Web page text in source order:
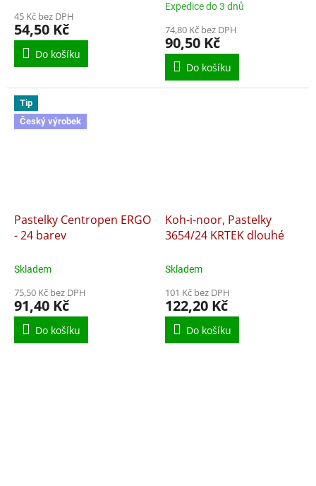
45 Kč bez DPH
54,50 Kč
Do košíku
Expedice do 3 dnů
74,80 Kč bez DPH
90,50 Kč
Do košíku
Tip
Český výrobek
Pastelky Centropen ERGO
- 24 barev
Skladem
75,50 Kč bez DPH
91,40 Kč
Do košíku
Koh-i-noor, Pastelky
3654/24 KRTEK dlouhé
Skladem
101 Kč bez DPH
122,20 Kč
Do košíku